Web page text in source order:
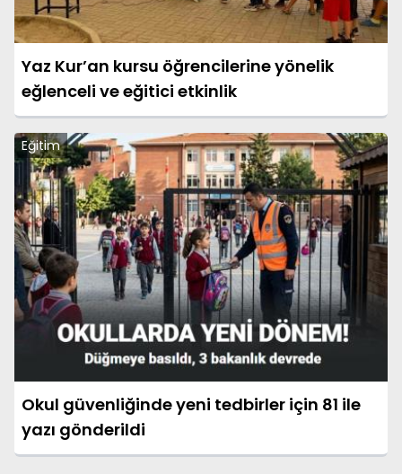
Yaz Kur’an kursu öğrencilerine yönelik
eğlenceli ve eğitici etkinlik
Eğitim
Okul güvenliğinde yeni tedbirler için 81 ile
yazı gönderildi